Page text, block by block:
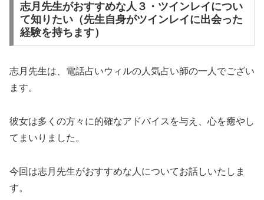
志月先生がおすすめな人３・ツインレイについ
て知りたい（先生自身がツインレイに出会った
経験を持ちます）
志月先生は、電話占いウィルの人気占い師の一人でござい
ます。
彼女は多くの方々に的確なアドバイスを与え、心を癒やし
てまいりました。
今回は志月先生がおすすめな人についてお話しいたしま
す。